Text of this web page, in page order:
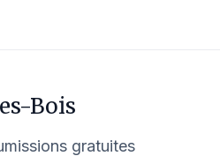
Bois
gratuites